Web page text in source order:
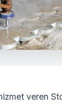
veren